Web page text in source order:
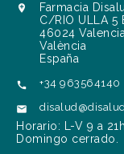

Farmacia
C/RIO ULLA 5
46024 Valencia
València
España
 +34 963564140

Horario: L-V 9 a
Domingo cerrado.